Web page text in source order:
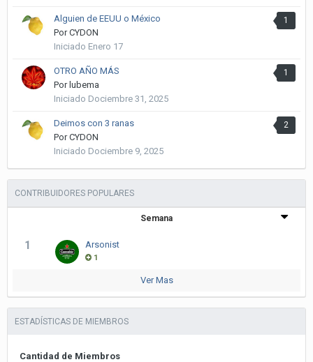
1
Alguien de EEUU o México
PorCYDON
Iniciado Enero 17
1
OTRO AÑO MÁS
Por lubema
Iniciado Dociembre 31, 2025
2
Deimos con 3 ranas
PorCYDON
Iniciado Dociembre 9, 2025
CONTRIBUIDORES POPULARES
Semana
1 Arsonist
1
Ver Mas
ESTADÍSTICAS DE MIEMBROS
Cantidad de Miembros